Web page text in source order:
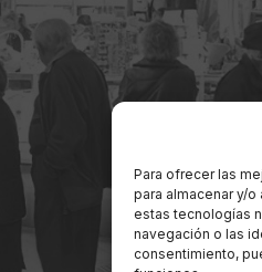
Para ofrecer las
para almacenar y/
estas tecnologías
navegación o las
consentimiento,